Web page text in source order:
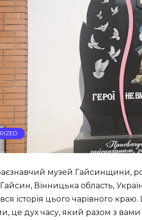
музей Гайсинщини,
Вінницька область,
історія цього чарівного
це дух часу, який разом з